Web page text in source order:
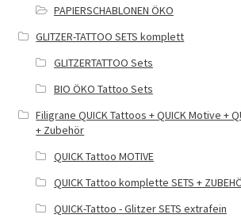
PAPIERSCHABLONEN ÖKO
GLITZER-TATTOO SETS komplett
GLITZERTATTOO Sets
BIO ÖKO Tattoo Sets
Filigrane QUICK Tattoos + QUICK Motive +
+ Zubehör
QUICK Tattoo MOTIVE
QUICK Tattoo komplette SETS +
QUICK-Tattoo - Glitzer SETS extrafein